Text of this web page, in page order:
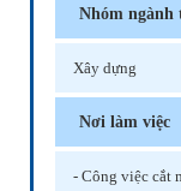
Nhóm ngành
Xây dựng
Nơi làm việc
- Công việc cắt